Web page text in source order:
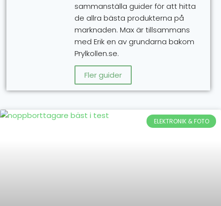
sammanställa guider för att hitta
de allra bästa produkterna på
marknaden. Max är tillsammans
med Erik en av grundarna bakom
Prylkollen.se.
Fler guider
ELEKTRONIK & FOTO